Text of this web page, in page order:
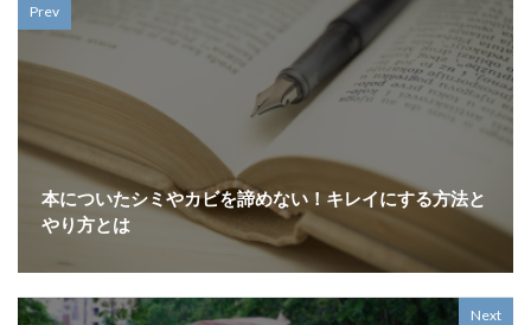
Prev
本についたシミやカビを諦めない！キレイにする方法と
やり方とは
Next